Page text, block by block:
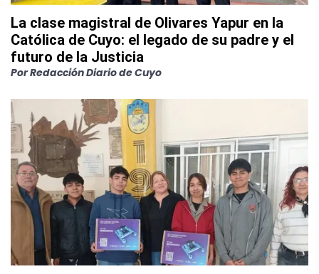
La clase magistral de Olivares Yapur en la
Católica de Cuyo: el legado de su padre y el
futuro de la Justicia
PorRedacción Diario de Cuyo